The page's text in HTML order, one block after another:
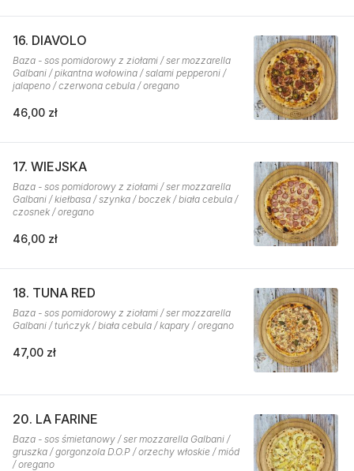
16. DIAVOLO
Baza - sos pomidorowy z ziołami / ser mozzarella
Galbani / pikantna wołowina / salami pepperoni /
jalapeno / czerwona cebula / oregano
46,00 zł
17. WIEJSKA
Baza - sos pomidorowy z ziołami / ser mozzarella
Galbani / kiełbasa / szynka / boczek / biała cebula /
czosnek / oregano
46,00 zł
18. TUNA RED
Baza - sos pomidorowy z ziołami / ser mozzarella
Galbani / tuńczyk / biała cebula / kapary / oregano
47,00 zł
20. LA FARINE
Baza - sos śmietanowy / ser mozzarella Galbani /
gruszka / gorgonzola D.O.P / orzechy włoskie / miód
/ oregano